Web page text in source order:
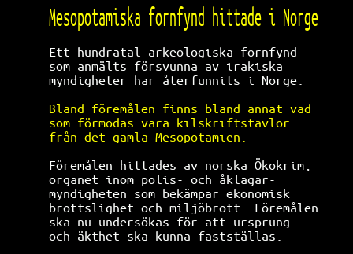
Mesopotamiska fornfynd hittade i Norge
Ett hundratal arkeologiska fornfynd
som anmälts försvunna av irakiska
myndigheter har återfunnits i Norge.
Bland föremålen finns bland annat vad
som förmodas vara kilskriftstavlor
från det gamla Mesopotamien.
Föremålen hittades av norska Ökokrim,
organet inom polis- och åklagar-
myndigheten som bekämpar ekonomisk
brottslighet och miljöbrott. Föremålen
ska nu undersökas för att ursprung
och äkthet ska kunna fastställas.